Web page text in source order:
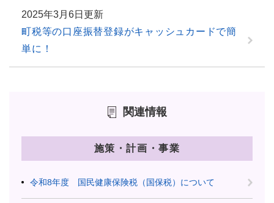
2025年3月6日更新
町税等の口座振替登録がキャッシュカードで簡
単に！
関連情報
施策・計画・事業
令和8年度 国民健康保険税（国保税）について